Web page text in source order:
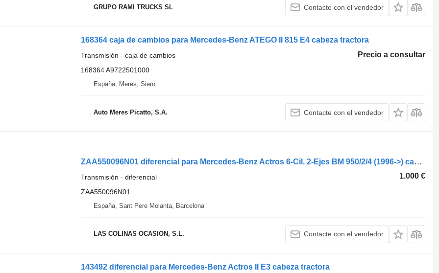
GRUPO RAMI TRUCKS SL Contacte con el vendedor
168364 caja de cambios para Mercedes-Benz ATEGO II 815 E4 cabeza tractora
Precio a consultar
Transmisión - caja de cambios
168364 A9722501000
España, Meres, Siero
Auto Meres Picatto, S.A. Contacte con el vendedor
ZAA550096N01 diferencial para Mercedes-Benz Actros 6-Cil. 2-Ejes BM 950/2/4 (1996->) cabeza tractora
1.000 €
Transmisión - diferencial
ZAA550096N01
España, Sant Pere Molanta, Barcelona
LAS COLINAS OCASION, S.L. Contacte con el vendedor
143492 diferencial para Mercedes-Benz Actros II E3 cabeza tractora